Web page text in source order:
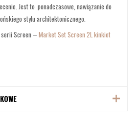
Jest to ponadczasowe, nawiązanie do
stylu architektonicznego.
Screen – Market Set Screen 2L kinkiet